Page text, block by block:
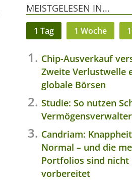
MEISTGELESEN IN...
1 Tag 1 Woche
Chip-Ausverkauf
Zweite Verlustwelle
globale Börsen
Studie: So nutzen
Candriam:
Normal – und die
Portfolios sind nicht
vorbereitet